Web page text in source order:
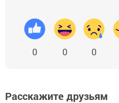
0 0 0
Расскажите друзьям